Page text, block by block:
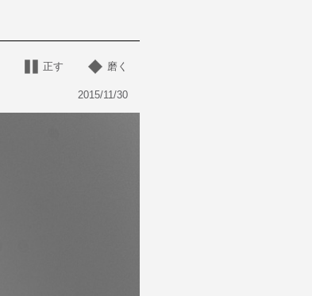
正す 磨く
2015/11/30